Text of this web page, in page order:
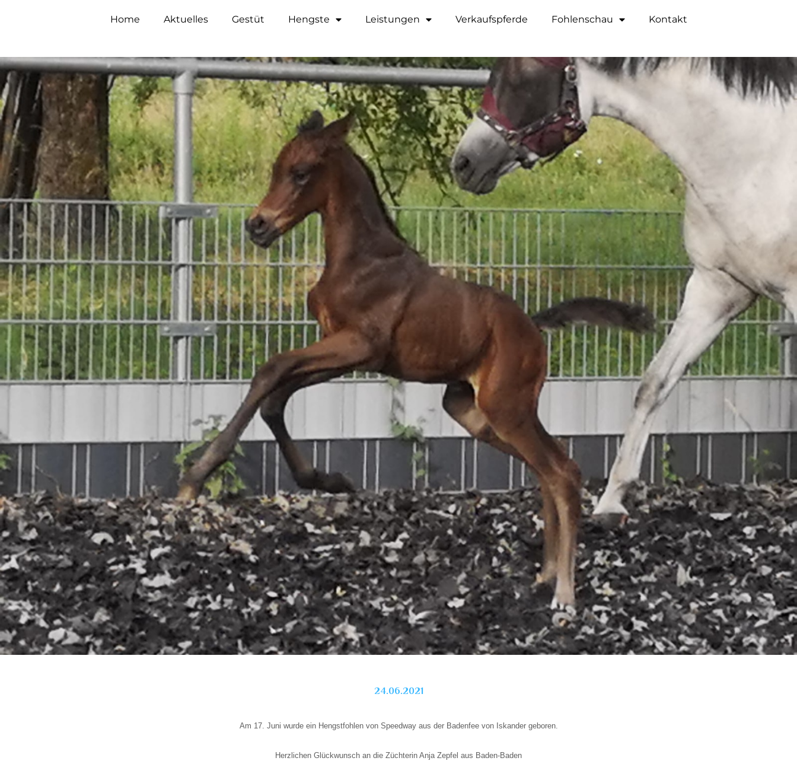
Home Aktuelles Gestüt Hengste Leistungen Verkaufspferde Fohlenschau Kontakt
24.06.2021
Am 17. Juni wurde ein Hengstfohlen von Speedway aus der Badenfee von Iskander geboren.
Herzlichen Glückwunsch an die Züchterin Anja Zepfel aus Baden-Baden